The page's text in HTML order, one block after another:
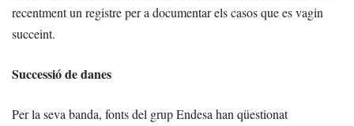
recentment un registre per a documentar els casos que es vagin
succeint.
Successió de danes
Per la seva banda, fonts del grup Endesa han qüestionat